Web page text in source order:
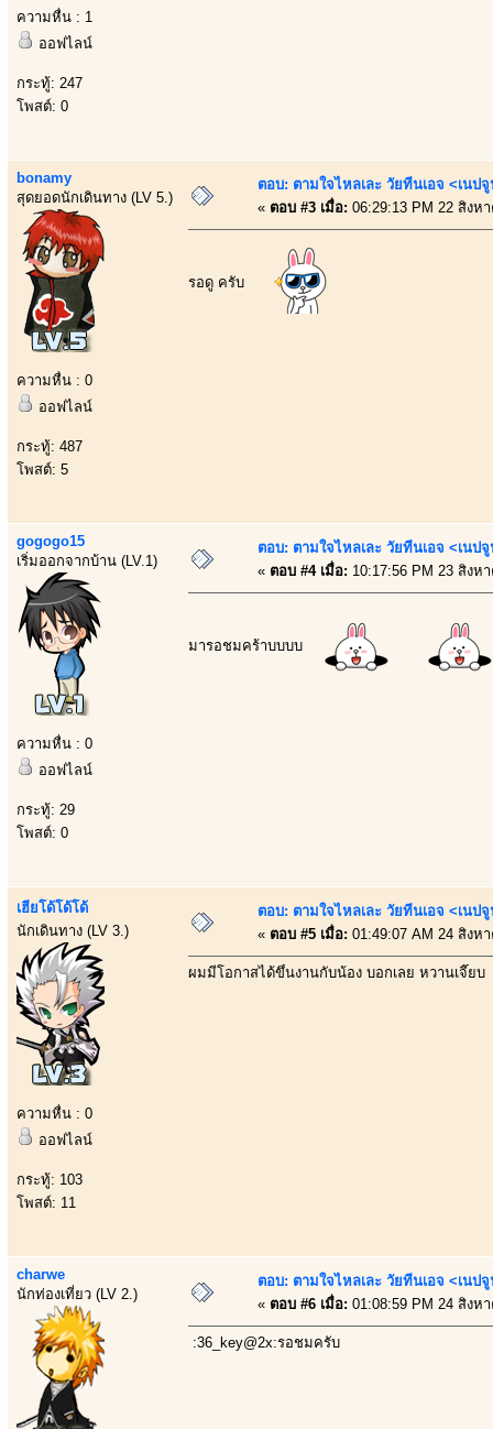
ความหื่น : 1
ออฟไลน์
กระทู้: 247
โพสต์: 0
bonamy
สุดยอดนักเดินทาง (LV 5.)
ความหื่น : 0
ออฟไลน์
กระทู้: 487
โพสต์: 5
ตอบ: ตามใจไหลเละ วัยทีนเอจ <เนป
« ตอบ #3 เมื่อ: 06:29:13 PM 22 สิงห
รอดู ครับ
gogogo15
เริ่มออกจากบ้าน (LV.1)
ความหื่น : 0
ออฟไลน์
กระทู้: 29
โพสต์: 0
ตอบ: ตามใจไหลเละ วัยทีนเอจ <เนป
« ตอบ #4 เมื่อ: 10:17:56 PM 23 สิงห
มารอชมคร้าบบบบ
เฮียโด้โด้โด้
นักเดินทาง (LV 3.)
ความหื่น : 0
ออฟไลน์
กระทู้: 103
โพสต์: 11
ตอบ: ตามใจไหลเละ วัยทีนเอจ <เนป
« ตอบ #5 เมื่อ: 01:49:07 AM 24 สิงห
ผมมีโอกาสได้ขึ้นงานกับน้อง บอกเลย หวานเจี๊ยบ
charwe
นักท่องเที่ยว (LV 2.)
ตอบ: ตามใจไหลเละ วัยทีนเอจ <เนป
« ตอบ #6 เมื่อ: 01:08:59 PM 24 สิงห
:36_key@2x:รอชมครับ